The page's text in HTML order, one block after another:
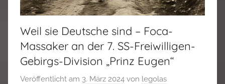
Weil sie Deutsche sind – Foca-
Massaker an der 7. SS-Freiwilligen-
Gebirgs-Division „Prinz Eugen“
Veröffentlicht am 3. März 2024 von legolas